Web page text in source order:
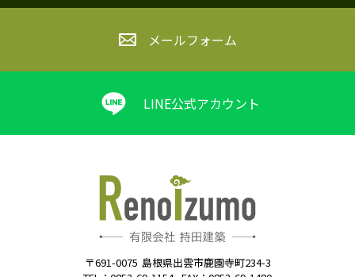
メールフォーム
LINE公式アカウント
〒691-0075 島根県出雲市鹿園寺町234-3